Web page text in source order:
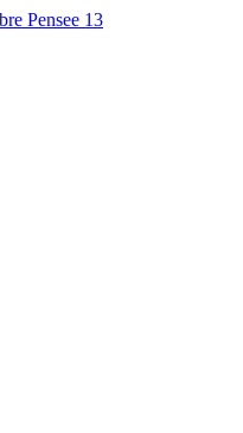
13
Libre Pensée ni dieu ni